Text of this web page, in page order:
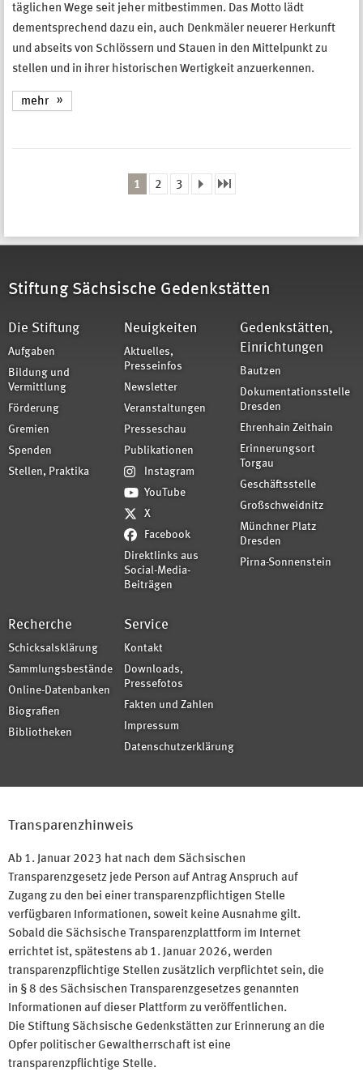
täglichen Wege seit jeher mitbestimmen. Das Motto lädt
dementsprechend dazu ein, auch Denkmäler neuerer Herkunft
und abseits von Schlössern und Stauen in den Mittelpunkt zu
stellen und in ihrer historischen Wertigkeit anzuerkennen.
mehr
1 2 3
Stiftung Sächsische Gedenkstätten
Die Stiftung
Aufgaben
Bildung und
Vermittlung
Förderung
Gremien
Spenden
Stellen, Praktika
Neuigkeiten
Aktuelles,
Presseinfos
Newsletter
Veranstaltungen
Presseschau
Publikationen
Instagram
YouTube
X
Facebook
Direktlinks aus
Social-Media-
Beiträgen
Gedenkstätten,
Einrichtungen
Bautzen
Dokumentationsstelle
Dresden
Ehrenhain Zeithain
Erinnerungsort
Torgau
Geschäftsstelle
Großschweidnitz
Münchner Platz
Dresden
Pirna-Sonnenstein
Recherche
Schicksalsklärung
Sammlungsbestände
Online-Datenbanken
Biografien
Bibliotheken
Service
Kontakt
Downloads,
Pressefotos
Fakten und Zahlen
Impressum
Datenschutzerklärung
Transparenzhinweis
Ab 1. Januar 2023 hat nach dem Sächsischen
Transparenzgesetz jede Person auf Antrag Anspruch auf
Zugang zu den bei einer transparenzpflichtigen Stelle
verfügbaren Informationen, soweit keine Ausnahme gilt.
Sobald die Sächsische Transparenzplattform im Internet
errichtet ist, spätestens ab 1. Januar 2026, werden
transparenzpflichtige Stellen zusätzlich verpflichtet sein, die
in § 8 des Sächsischen Transparenzgesetzes genannten
Informationen auf dieser Plattform zu veröffentlichen.
Die Stiftung Sächsische Gedenkstätten zur Erinnerung an die
Opfer politischer Gewaltherrschaft ist eine
transparenzpflichtige Stelle.